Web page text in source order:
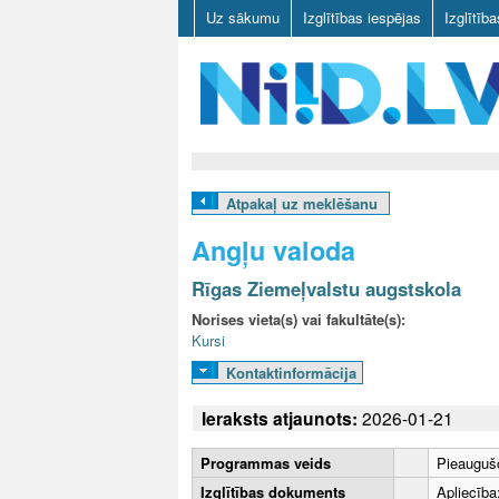
Uz sākumu Izglītības iespējas
D
L
Atpakaļ uz meklēšanu
Angļu valoda
Rīgas Ziemeļvalstu augstskola
Norises vieta(s) vai fakultāte(s):
Kursi
Kontaktinformācija
Ieraksts atjaunots: 2026-01-21
Programmas veids
Izglītības dokuments
Apliecība;